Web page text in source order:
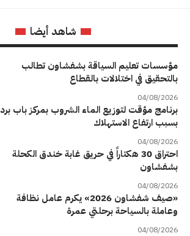
شاهد أيضا
مؤسسات تعليم السياقة بشفشاون تطالب
بالتحقيق في اختلالات بالقطاع
04/08/2026
برنامج مؤقت لتوزيع الماء الشروب بمركز باب برد
بسبب ارتفاع الاستهلاك
04/08/2026
احتراق 30 هكتاراً في حريق غابة خندق الكحلة
بشفشاون
04/08/2026
«صيف شفشاون 2026» يكرم عامل نظافة
وعاملة بالسياحة برحلتي عمرة
04/08/2026